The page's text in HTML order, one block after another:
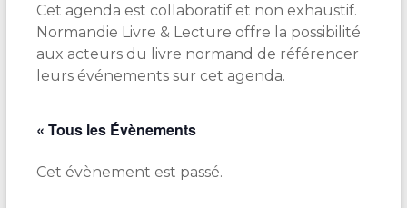
Cet agenda est collaboratif et non exhaustif.
Normandie Livre & Lecture offre la possibilité
aux acteurs du livre normand de référencer
leurs événements sur cet agenda.
« Tous les Évènements
Cet évènement est passé.